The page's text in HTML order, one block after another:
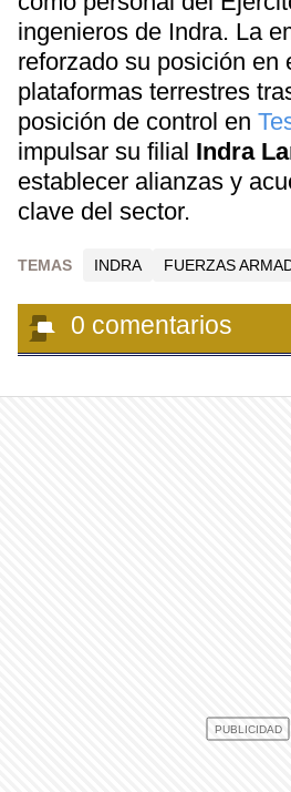
ingenieros de Indra. La
reforzado su posición en
plataformas terrestres
posición de control en
impulsar su filial Indra
establecer alianzas y
clave del sector.
TEMAS INDRA FUERZAS
0 comentarios